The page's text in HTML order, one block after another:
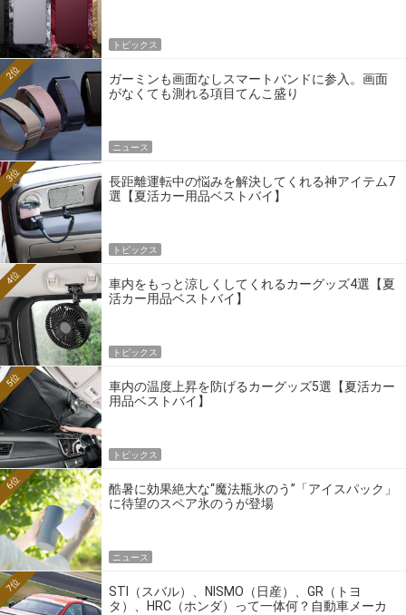
トピックス
ガーミンも画面なしスマートバンドに参入。画面
がなくても測れる項目てんこ盛り
2位
ニュース
長距離運転中の悩みを解決してくれる神アイテム7
選【夏活カー用品ベストバイ】
3位
トピックス
車内をもっと涼しくしてくれるカーグッズ4選【夏
活カー用品ベストバイ】
4位
トピックス
車内の温度上昇を防げるカーグッズ5選【夏活カー
用品ベストバイ】
5位
トピックス
酷暑に効果絶大な“魔法瓶氷のう”「アイスパック」
に待望のスペア氷のうが登場
6位
ニュース
STI（スバル）、NISMO（日産）、GR（トヨ
タ）、HRC（ホンダ）って一体何？自動車メーカ
7位